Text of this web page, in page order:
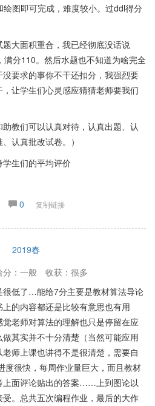
图即可完成，难度较小。过ddl得分
大面积重合，我已经彻底没话说
满分110。然后水题也不知道为啥完全
要求的事你不干还扣分，我强烈要
让学生们心灵感应猜猜老师要我们
助教们可以认真对待，认真出题、认
认真批改试卷。）
生们的平均评价
0 复制链接
2019春
分：一般
收获：很多
很低了…能给7分主要是教材算法导论
的内容都还是比较有意思也有用
老师对算法的理解也只是停留在应
其实并不十分清楚（当然可能应用
师上课也讲得不是很清楚，需要自
度很快，每周作业量巨大，而且教材
上面评论贴出的答案……上到图论以
。总共五次编程作业，最后的大作